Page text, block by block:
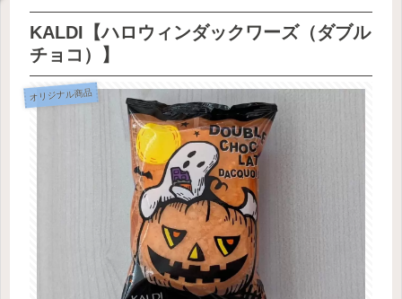
KALDI【ハロウィンダックワーズ（ダブル
チョコ）】
オリジナル商品